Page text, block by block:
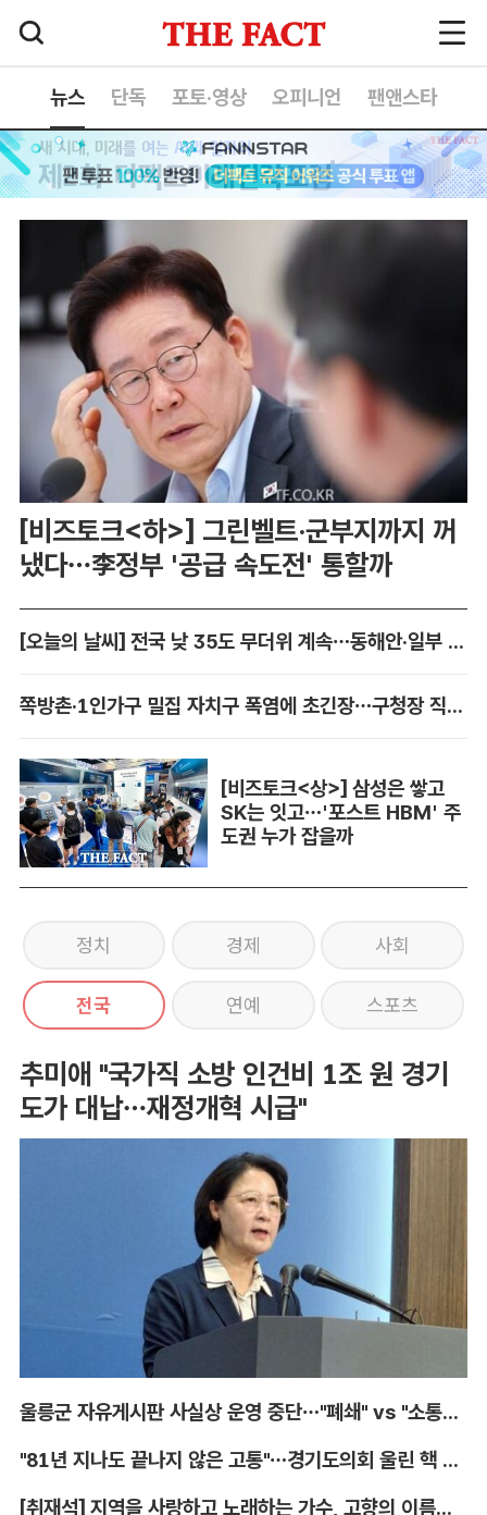
뉴스 단독 포토·영상 오피니언 팬앤스타
[비즈토크<하>] 그린벨트·군부지까지 꺼
냈다…李정부 '공급 속도전' 통할까
[오늘의 날씨] 전국 낮 35도 무더위 계속…동해안·일부 지역 비
쪽방촌·1인가구 밀집 자치구 폭염에 초긴장…구청장 직접 챙긴다
[비즈토크<상>] 삼성은 쌓고
SK는 잇고…'포스트 HBM' 주
도권 누가 잡을까
정치 경제 사회
전국 연예 스포츠
추미애 "국가직 소방 인건비 1조 원 경기
도가 대납…재정개혁 시급"
울릉군 자유게시판 사실상 운영 중단…"폐쇄" vs "소통창구 지켜야"
"81년 지나도 끝나지 않은 고통"…경기도의회 울린 핵 피해자의 증언
[취재석] 지역을 사랑하고 노래하는 가수, 고향의 이름을 남긴다